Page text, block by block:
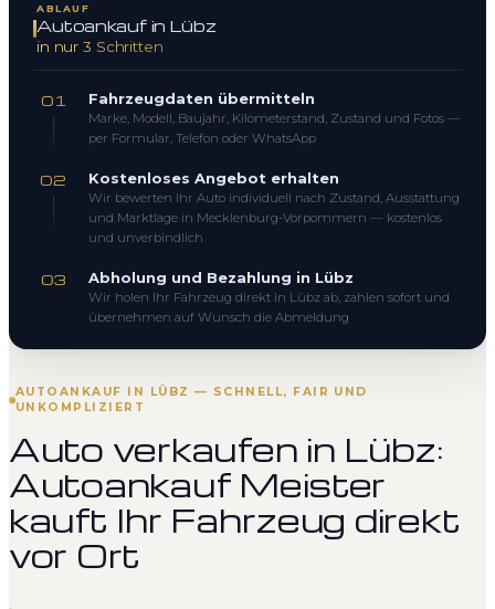
AUTOANKAUF IN LÜBZ — SCHNELL, FAIR UND
UNKOMPLIZIERT
Auto verkaufen in Lübz:
Autoankauf Meister
kauft Ihr Fahrzeug direkt
vor Ort
ABLAUF
Autoankauf in Lübz
in nur 3 Schritten
01 Fahrzeugdaten übermitteln
Marke, Modell, Baujahr, Kilometerstand, Zustand und Fotos —
per Formular, Telefon oder WhatsApp
02 Kostenloses Angebot erhalten
Wir bewerten Ihr Auto individuell nach Zustand, Ausstattung
und Marktlage in Mecklenburg-Vorpommern — kostenlos
und unverbindlich
03 Abholung und Bezahlung in Lübz
Wir holen Ihr Fahrzeug direkt in Lübz ab, zahlen sofort und
übernehmen auf Wunsch die Abmeldung